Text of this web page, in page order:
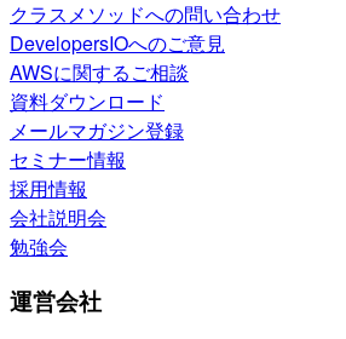
クラスメソッドへの問い合わせ
DevelopersIOへのご意見
AWSに関するご相談
資料ダウンロード
メールマガジン登録
セミナー情報
採用情報
会社説明会
勉強会
運営会社